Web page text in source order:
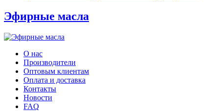
Эфирные масла
О нас
Производители
Оптовым клиентам
Оплата и доставка
Контакты
Новости
FAQ